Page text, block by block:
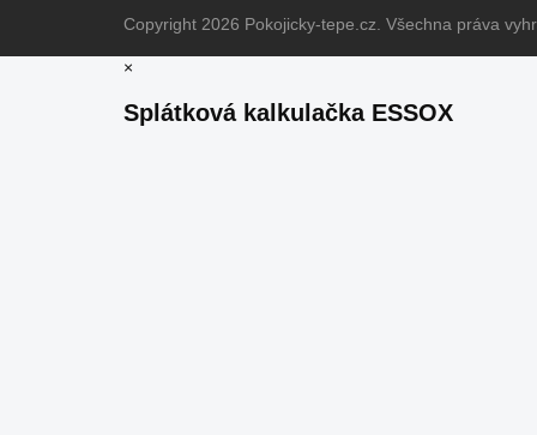
Copyright 2026 Pokojicky-tepe.cz. Všechna práva
×
Splátková kalkulačka ESSOX